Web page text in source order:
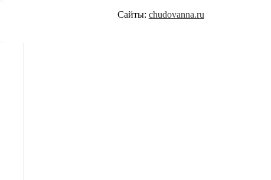
Сайты: chudovanna.ru